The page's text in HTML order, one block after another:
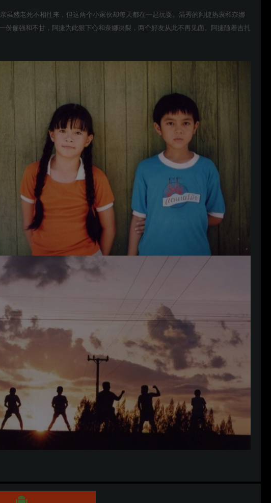
虽然老死不相往来，但这两个小家伙却每天都在一起玩耍。清秀的阿捷热衷和奈娜
份倔强和不甘，阿捷为此狠下心和奈娜决裂，两个好友从此不再见面。阿捷随着吉扎